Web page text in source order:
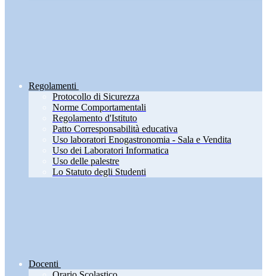
Regolamenti
Protocollo di Sicurezza
Norme Comportamentali
Regolamento d'Istituto
Patto Corresponsabilità educativa
Uso laboratori Enogastronomia - Sala e Vendita
Uso dei Laboratori Informatica
Uso delle palestre
Lo Statuto degli Studenti
Docenti